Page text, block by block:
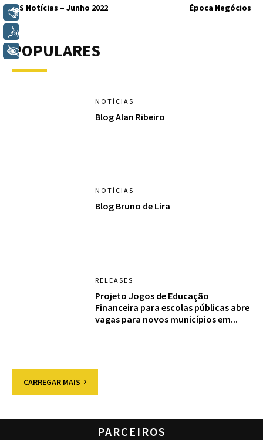
IBS Notícias – Junho 2022 Época Negócios
POPULARES
NOTÍCIAS
Blog Alan Ribeiro
NOTÍCIAS
Blog Bruno de Lira
RELEASES
Projeto Jogos de Educação
Financeira para escolas públicas abre
vagas para novos municípios em...
CARREGAR MAIS
PARCEIROS
Libras
+ Acessibilidade